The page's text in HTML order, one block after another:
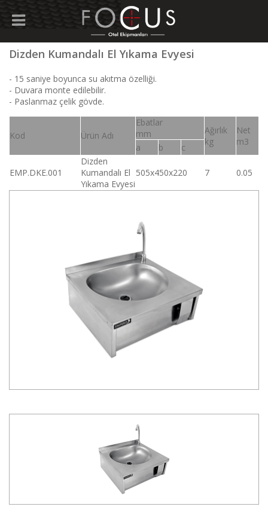
Dizden Kumandalı El Yıkama Evyesi
- 15 saniye boyunca su akıtma özelliği.
- Duvara monte edilebilir.
- Paslanmaz çelik gövde.
Kod Ürün Adı
Ebatlar
mm
Ağırlık
kg
Net
m3
a b c
EMP.DKE.001
Dizden
Kumandalı El
Yıkama Evyesi
505x450x220 7 0.05